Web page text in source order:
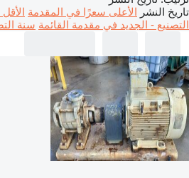
تاريخ النشر الأعلى سعرًا في المقدمة
التصنيع - الجديد في مقدمة القائمة سنة